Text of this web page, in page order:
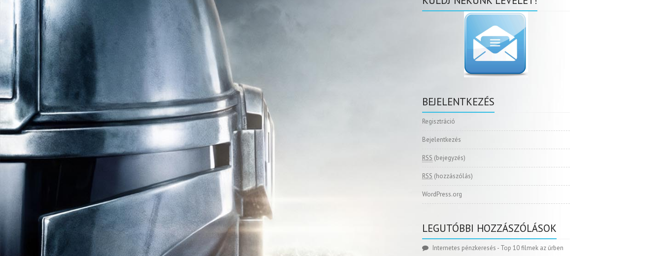
BEJELENTKEZÉS
Regisztráció
Bejelentkezés
RSS (bejegyzés)
RSS (hozzászólás)
WordPress.org
LEGUTÓBBI HOZZÁSZÓLÁSOK
Internetes pénzkeresés - Top 10 filmek az űrben